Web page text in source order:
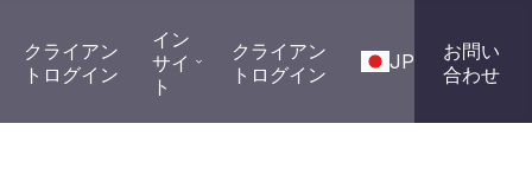
クライアン
トログイン
イン
サイ
ト
クライアン
トログイン
JP
お問い
合わせ